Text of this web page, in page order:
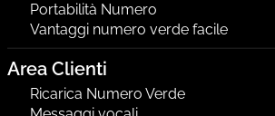
Portabilità Numero
Vantaggi numero verde facile
Area Clienti
Ricarica Numero Verde